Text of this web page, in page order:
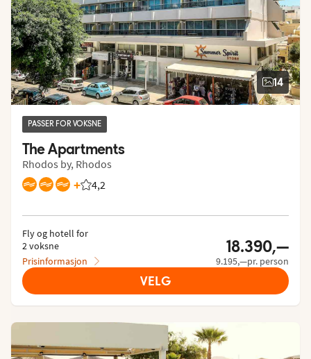
14
PASSER FOR VOKSNE
The Apartments
Rhodos by, Rhodos
+ 4,2
Vurdering fra Vings gjester: 4.154/5
Fly og hotell for
2 voksne
Prisinformasjon
18.390,—
9.195,—pr. person
VELG